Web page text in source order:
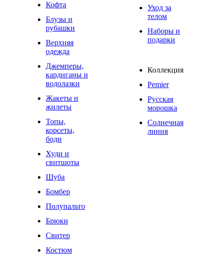
Кофта
Блузы и
рубашки
Верхняя
одежда
Джемперы,
кардиганы и
водолазки
Жакеты и
жилеты
Топы,
корсеты,
боди
Худи и
свитшоты
Шуба
Бомбер
Полупальто
Брюки
Свитер
Костюм
Уход за
телом
Наборы и
подарки
Коллекция
Pemier
Русская
морошка
Солнечная
линия